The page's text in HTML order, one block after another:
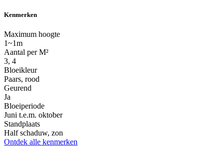
Kenmerken
Maximum hoogte
1~1m
Aantal per M²
3, 4
Bloeikleur
Paars, rood
Geurend
Ja
Bloeiperiode
Juni t.e.m. oktober
Standplaats
Half schaduw, zon
Ontdek alle kenmerken